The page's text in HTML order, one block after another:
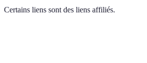
Certains liens sont des liens affiliés.